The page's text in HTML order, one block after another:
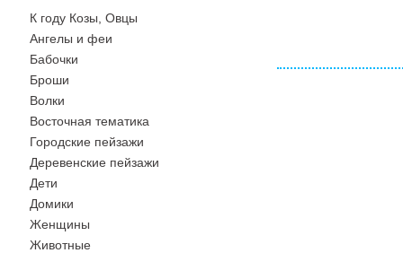
К году Козы, Овцы
Ангелы и феи
Бабочки
Броши
Волки
Восточная тематика
Городские пейзажи
Деревенские пейзажи
Дети
Домики
Женщины
Животные